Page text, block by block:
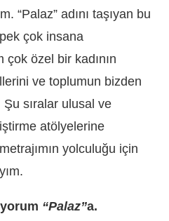
“Palaz” adını taşıyan bu
çok insana
çok özel bir kadının
ve toplumun bizden
sıralar ulusal ve
atölyelerine
yolculuğu için
“Palaz”a.